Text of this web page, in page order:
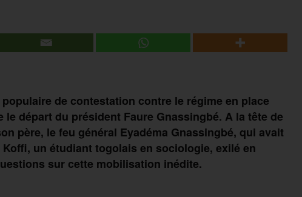
de contestation contre le régime en place
départ du président Faure Gnassingbé. A la tête de
père, le feu général Eyadéma Gnassingbé, qui avait
un étudiant togolais en sociologie, exilé en
sur cette mobilisation inédite.